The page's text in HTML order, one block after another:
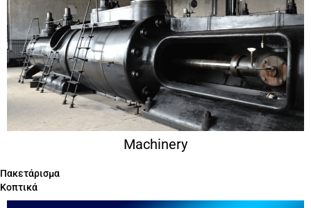
Machinery
Πακετάρισμα
Κοπτικά
Σερβοκινητήρες